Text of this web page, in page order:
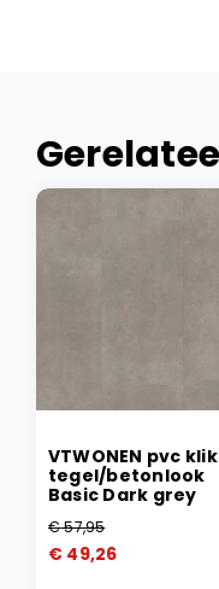
VTWONEN pvc klik
tegel/betonlook
Basic Dark grey
€57,95
€ 49,26
Huidige